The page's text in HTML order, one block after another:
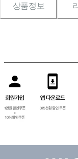
상품정보